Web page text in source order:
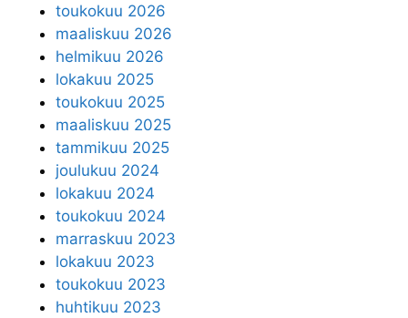
toukokuu 2026
maaliskuu 2026
helmikuu 2026
lokakuu 2025
toukokuu 2025
maaliskuu 2025
tammikuu 2025
joulukuu 2024
lokakuu 2024
toukokuu 2024
marraskuu 2023
lokakuu 2023
toukokuu 2023
huhtikuu 2023